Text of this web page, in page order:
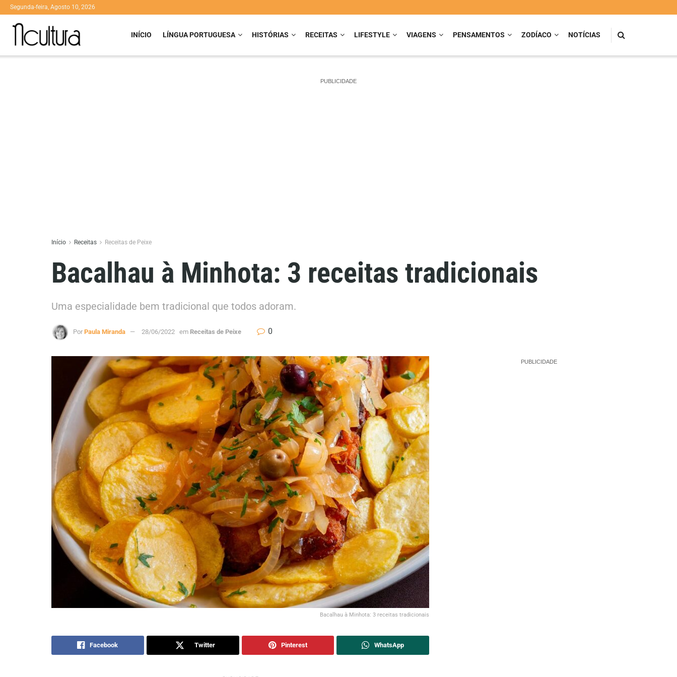
Segunda-feira, Agosto 10, 2026
INÍCIO LÍNGUA PORTUGUESA HISTÓRIAS RECEITAS LIFESTYLE VIAGENS PENSAMENTOS ZODÍACO NOTÍCIAS
PUBLICIDADE
Início Receitas Receitas de Peixe
Bacalhau à Minhota: 3 receitas tradicionais
Uma especialidade bem tradicional que todos adoram.
Por Paula Miranda 28/06/2022 em Receitas de Peixe 0
Bacalhau à Minhota: 3 receitas tradicionais
Facebook Twitter Pinterest WhatsApp
PUBLICIDADE